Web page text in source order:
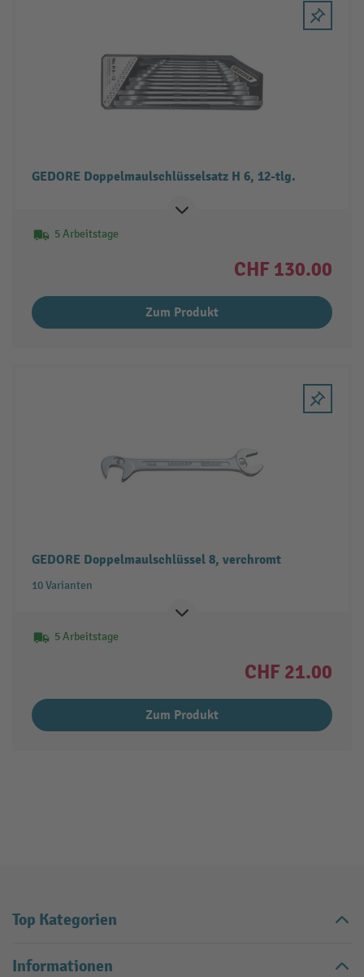
GEDORE Doppelmaulschlüsselsatz H 6, 12-tlg.
5 Arbeitstage
CHF 130.00
Zum Produkt
GEDORE Doppelmaulschlüssel 8, verchromt
10 Varianten
5 Arbeitstage
CHF 21.00
Zum Produkt
Top Kategorien
Informationen